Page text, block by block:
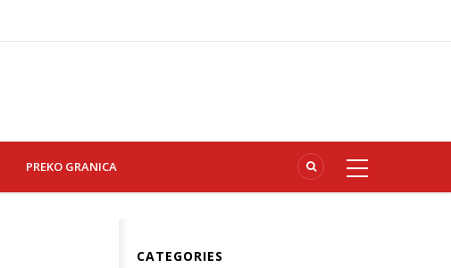
PREKO GRANICA
CATEGORIES